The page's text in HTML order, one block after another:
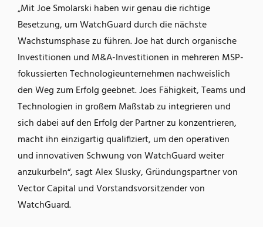
„Mit Joe Smolarski haben wir genau die richtige
Besetzung, um WatchGuard durch die nächste
Wachstumsphase zu führen. Joe hat durch organische
Investitionen und M&A-Investitionen in mehreren MSP-
fokussierten Technologieunternehmen nachweislich
den Weg zum Erfolg geebnet. Joes Fähigkeit, Teams und
Technologien in großem Maßstab zu integrieren und
sich dabei auf den Erfolg der Partner zu konzentrieren,
macht ihn einzigartig qualifiziert, um den operativen
und innovativen Schwung von WatchGuard weiter
anzukurbeln“, sagt Alex Slusky, Gründungspartner von
Vector Capital und Vorstandsvorsitzender von
WatchGuard.